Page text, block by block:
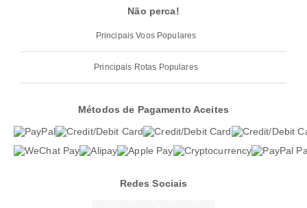
Não perca!
Principais Voos Populares
Principais Rotas Populares
Métodos de Pagamento Aceites
Redes Sociais